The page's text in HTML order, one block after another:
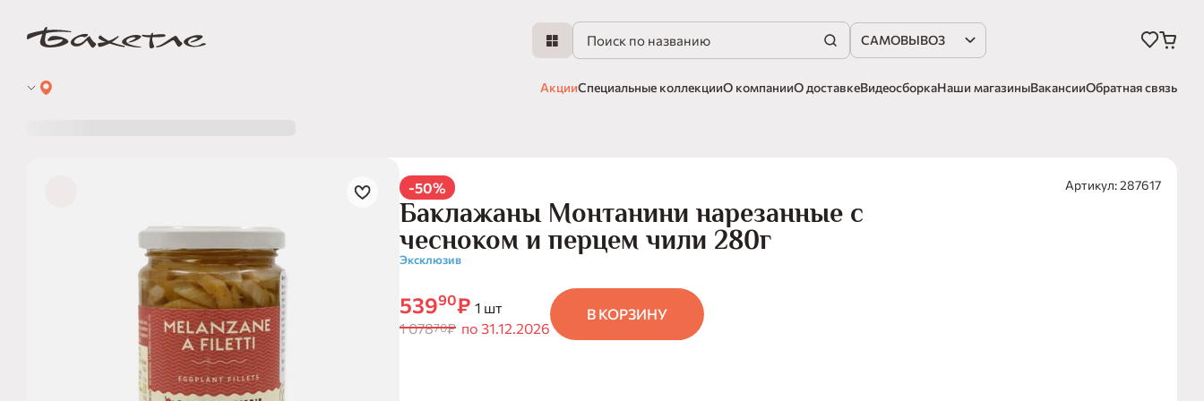
САМОВЫВОЗ
АкцииСпециальные коллекцииО компанииО доставкеВидеосборкаНаши магазиныВакансииОбратная связь
-50%
Баклажаны Монтанини нарезанные с
чесноком и перцем чили 280г
Эксклюзив
53990₽ 1 шт
1 07870₽ по 31.12.2026
В КОРЗИНУ
Артикул: 287617